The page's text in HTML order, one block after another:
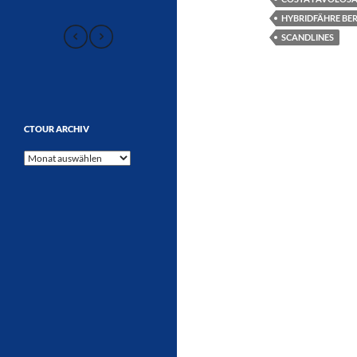
HYBRIDFÄHRE
SCANDLINES
CTOUR ARCHIV
CTOUR